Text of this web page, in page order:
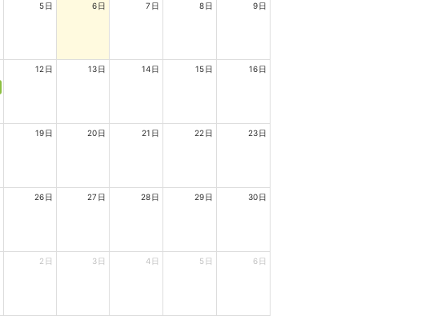
5日 6日 7日 8日 9日
12日 13日 14日 15日 16日
19日 20日 21日 22日 23日
26日 27日 28日 29日 30日
2日 3日 4日 5日 6日